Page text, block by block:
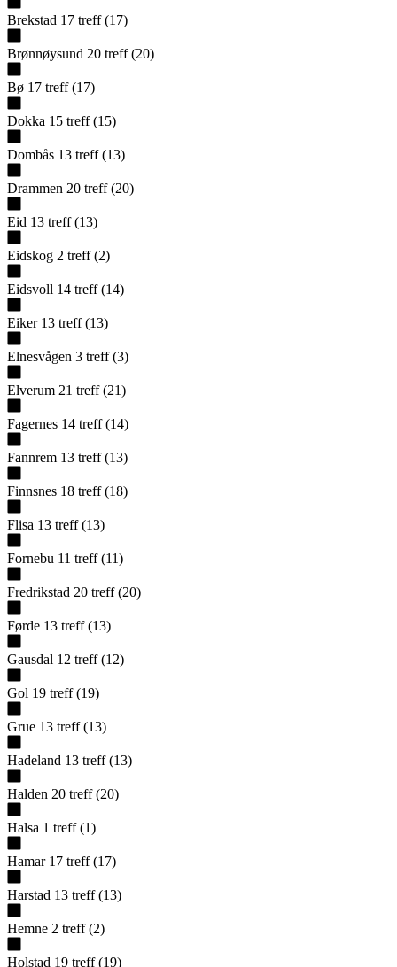
Brekstad 17 treff (17)
Brønnøysund 20 treff (20)
Bø 17 treff (17)
Dokka 15 treff (15)
Dombås 13 treff (13)
Drammen 20 treff (20)
Eid 13 treff (13)
Eidskog 2 treff (2)
Eidsvoll 14 treff (14)
Eiker 13 treff (13)
Elnesvågen 3 treff (3)
Elverum 21 treff (21)
Fagernes 14 treff (14)
Fannrem 13 treff (13)
Finnsnes 18 treff (18)
Flisa 13 treff (13)
Fornebu 11 treff (11)
Fredrikstad 20 treff (20)
Førde 13 treff (13)
Gausdal 12 treff (12)
Gol 19 treff (19)
Grue 13 treff (13)
Hadeland 13 treff (13)
Halden 20 treff (20)
Halsa 1 treff (1)
Hamar 17 treff (17)
Harstad 13 treff (13)
Hemne 2 treff (2)
Holstad 19 treff (19)